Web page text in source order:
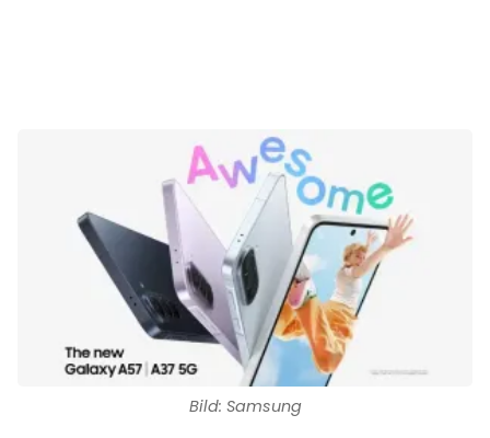
Kontakt
Impressum
Bild: Samsung